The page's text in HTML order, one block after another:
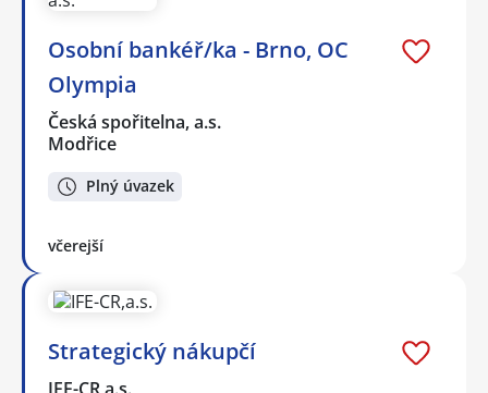
Osobní bankéř/ka - Brno, OC
Olympia
Česká spořitelna, a.s.
Modřice
Plný úvazek
včerejší
Strategický nákupčí
IFE-CR,a.s.